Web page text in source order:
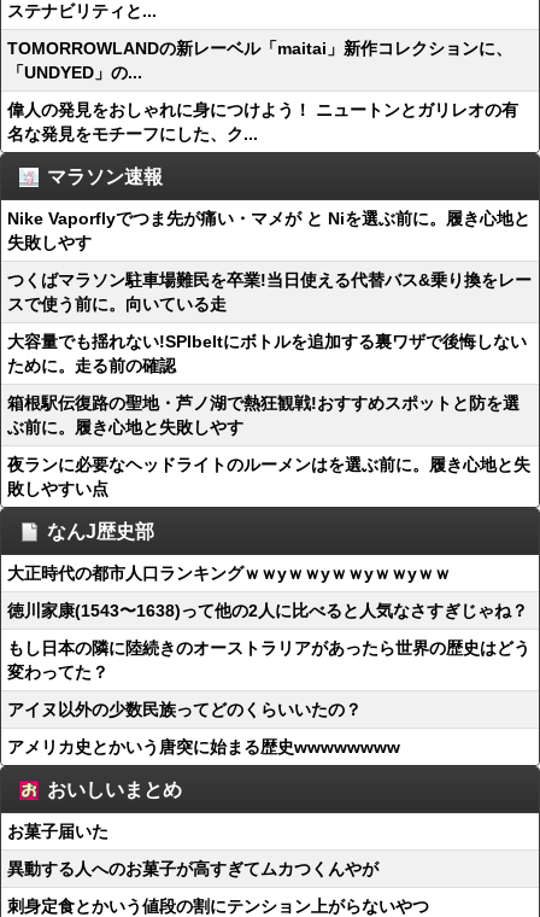
ステナビリティと...
TOMORROWLANDの新レーベル「maitai」新作コレクションに、
「UNDYED」の...
偉人の発見をおしゃれに身につけよう！ ニュートンとガリレオの有
名な発見をモチーフにした、ク...
マラソン速報
Nike Vaporflyでつま先が痛い・マメが と Niを選ぶ前に。履き心地と
失敗しやす
つくばマラソン駐車場難民を卒業!当日使える代替バス&乗り換をレー
スで使う前に。向いている走
大容量でも揺れない!SPIbeltにボトルを追加する裏ワザで後悔しない
ために。走る前の確認
箱根駅伝復路の聖地・芦ノ湖で熱狂観戦!おすすめスポットと防を選
ぶ前に。履き心地と失敗しやす
夜ランに必要なヘッドライトのルーメンはを選ぶ前に。履き心地と失
敗しやすい点
なんJ歴史部
大正時代の都市人口ランキングｗｗyｗｗyｗｗyｗｗyｗｗ
徳川家康(1543〜1638)って他の2人に比べると人気なさすぎじゃね？
もし日本の隣に陸続きのオーストラリアがあったら世界の歴史はどう
変わってた？
アイヌ以外の少数民族ってどのくらいいたの？
アメリカ史とかいう唐突に始まる歴史wwwwwwww
おいしいまとめ
お菓子届いた
異動する人へのお菓子が高すぎてムカつくんやが
刺身定食とかいう値段の割にテンション上がらないやつ